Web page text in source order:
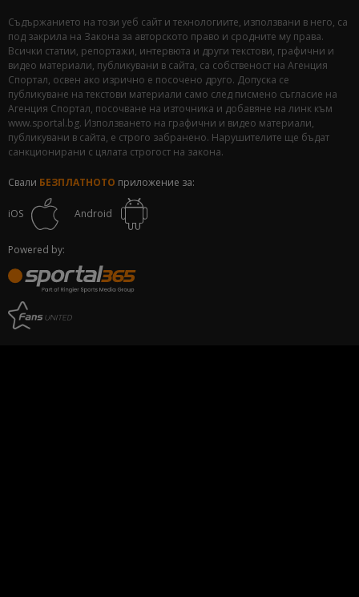
Съдържанието на този уеб сайт и технологиите, използвани в него, са
под закрила на Закона за авторското право и сродните му права.
Всички статии, репортажи, интервюта и други текстови, графични и
видео материали, публикувани в сайта, са собственост на Агенция
Спортал, освен ако изрично е посочено друго. Допуска се
публикуване на текстови материали само след писмено съгласие на
Агенция Спортал, посочване на източника и добавяне на линк към
www.sportal.bg. Използването на графични и видео материали,
публикувани в сайта, е строго забранено. Нарушителите ще бъдат
санкционирани с цялата строгост на закона.
Свали БЕЗПЛАТНОТО приложение за:
iOS Android
Powered by: